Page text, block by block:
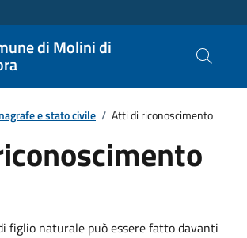
di Molini di
e stato civile / Atti di riconoscimento
figlio naturale può essere fatto davanti